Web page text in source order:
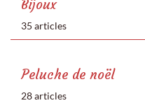
Bijoux
35 articles
Peluche de noël
28 articles